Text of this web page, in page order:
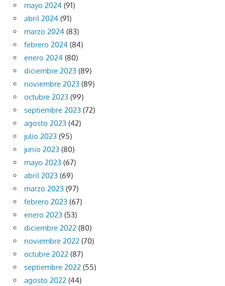
mayo 2024 (91)
abril 2024 (91)
marzo 2024 (83)
febrero 2024 (84)
enero 2024 (80)
diciembre 2023 (89)
noviembre 2023 (89)
octubre 2023 (99)
septiembre 2023 (72)
agosto 2023 (42)
julio 2023 (95)
junio 2023 (80)
mayo 2023 (67)
abril 2023 (69)
marzo 2023 (97)
febrero 2023 (67)
enero 2023 (53)
diciembre 2022 (80)
noviembre 2022 (70)
octubre 2022 (87)
septiembre 2022 (55)
agosto 2022 (44)